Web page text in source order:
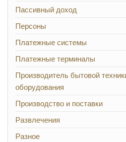
Пассивный доход
Персоны
Платежные системы
Платежные терминалы
Производитель бытовой
оборудования
Производство и поставки
Развлечения
Разное